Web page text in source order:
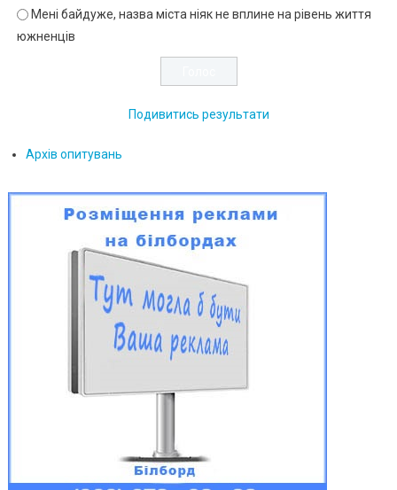
Мені байдуже, назва міста ніяк не вплине на рівень життя
южненців
Подивитись результати
Архів опитувань